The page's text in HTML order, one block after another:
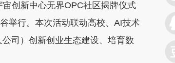
创新中心无界OPC社区揭牌仪式
举行。本次活动联动高校、AI技术
司）创新创业生态建设、培育数